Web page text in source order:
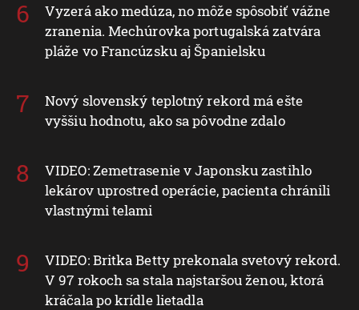
Vyzerá ako medúza, no môže spôsobiť vážne
zranenia. Mechúrovka portugalská zatvára
pláže vo Francúzsku aj Španielsku
Nový slovenský teplotný rekord má ešte
vyššiu hodnotu, ako sa pôvodne zdalo
VIDEO: Zemetrasenie v Japonsku zastihlo
lekárov uprostred operácie, pacienta chránili
vlastnými telami
VIDEO: Britka Betty prekonala svetový rekord.
V 97 rokoch sa stala najstaršou ženou, ktorá
kráčala po krídle lietadla